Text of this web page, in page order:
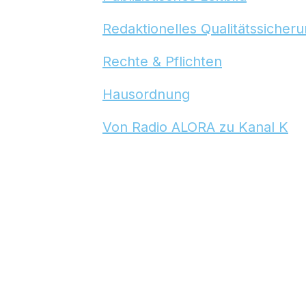
Redaktionelles
Rechte & Pflichten
Hausordnung
Von Radio ALORA zu Kanal K